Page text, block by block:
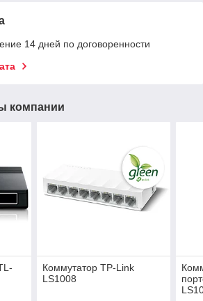
14 дней по договоренности
компании
Коммутатор TP-Link
LS1008